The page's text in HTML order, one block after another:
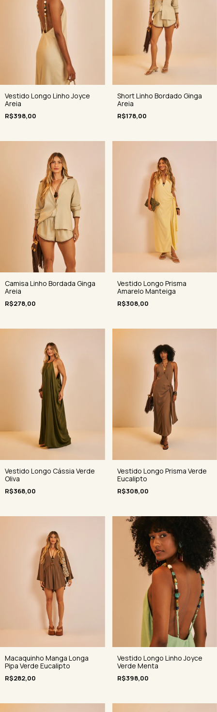
Vestido Longo Linho Joyce
Areia
R$398,00
Short Linho Bordado Ginga
Areia
R$178,00
Camisa Linho Bordada Ginga
Areia
R$278,00
Vestido Longo Prisma
Amarelo Manteiga
R$308,00
Vestido Longo Cássia Verde
Oliva
R$368,00
Vestido Longo Prisma Verde
Eucalipto
R$308,00
Macaquinho Manga Longa
Pipa Verde Eucalipto
R$282,00
Vestido Longo Linho Joyce
Verde Menta
R$398,00